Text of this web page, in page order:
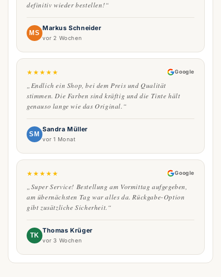
definitiv wieder bestellen!“
MS
Markus Schneider
vor 2 Wochen
★★★★★ Google
„Endlich ein Shop, bei dem Preis und Qualität
stimmen. Die Farben sind kräftig und die Tinte hält
genauso lange wie das Original.“
SM
Sandra Müller
vor 1 Monat
★★★★★ Google
„Super Service! Bestellung am Vormittag aufgegeben,
am übernächsten Tag war alles da. Rückgabe-Option
gibt zusätzliche Sicherheit.“
TK
Thomas Krüger
vor 3 Wochen